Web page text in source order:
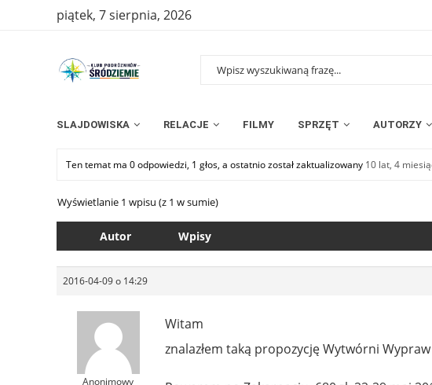
piątek, 7 sierpnia, 2026
SLAJDOWISKA RELACJE FILMY SPRZĘT AUTORZY
Ten temat ma 0 odpowiedzi, 1 głos, a ostatnio został zaktualizowany 10 lat, 4
Wyświetlanie 1 wpisu (z 1 w sumie)
Autor Wpisy
2016-04-09 o 14:29
Anonimowy
Witam
znalazłem taką propozycję Wytwórni Wypraw